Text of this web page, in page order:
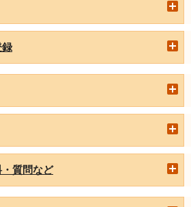
録
質問など